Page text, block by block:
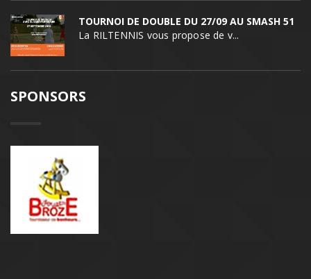
TOURNOI DE DOUBLE DU 27/09 AU SMASH 51
La RILTENNIS vous propose de v...
SPONSORS